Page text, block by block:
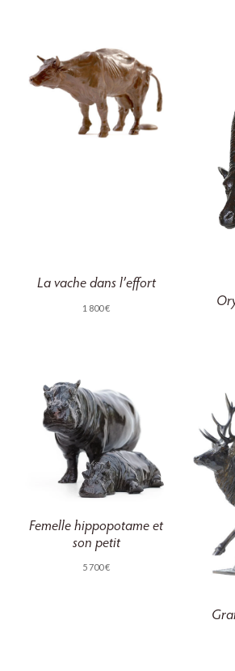
La vache dans l’effort
1 800€
Femelle hippopotame et
son petit
5 700€